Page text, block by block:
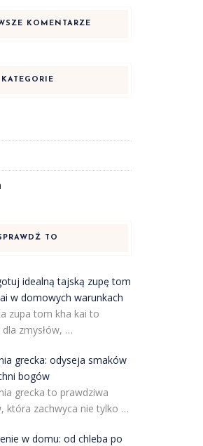
KOMENTARZE
KATEGORIE
TO
idealną tajską zupę tom
w domowych warunkach
zupa tom kha kai to
zmysłów, …
grecka: odyseja smaków
bogów
grecka to prawdziwa
która zachwyca nie tylko …
w domu: od chleba po